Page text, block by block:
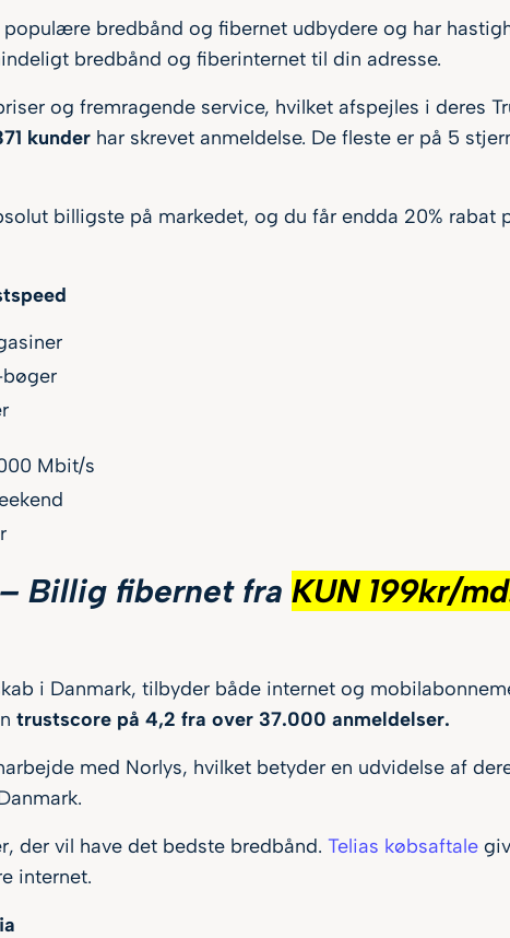
bredbånd og fibernet udbydere og har
bredbånd og fiberinternet til din adresse.
og fremragende service, hvilket afspejles i deres
kunder har skrevet anmeldelse. De fleste er på 5
billigste på markedet, og du får endda 20% rabat
Mbit/s
Billig fibernet fra KUN 199kr/
i Danmark, tilbyder både internet og
trustscore på 4,2 fra over 37.000 anmeldelser.
med Norlys, hvilket betyder en udvidelse af
der vil have det bedste bredbånd. Telias købsaftale
internet.